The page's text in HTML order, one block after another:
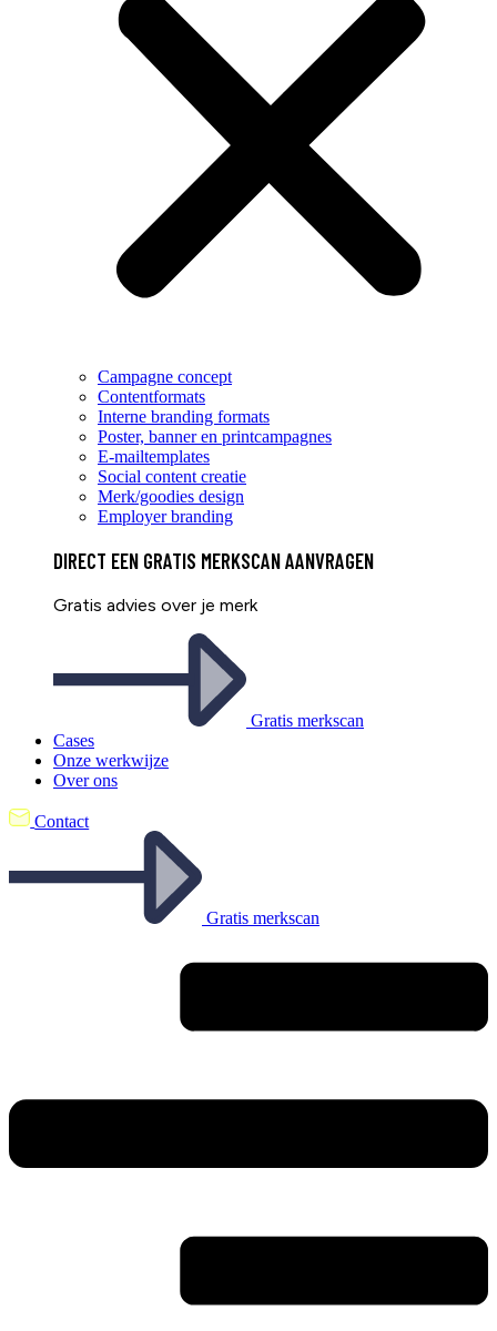
Campagne concept
Contentformats
Interne branding formats
Poster, banner en printcampagnes
E-mailtemplates
Social content creatie
Merk/goodies design
Employer branding
DIRECT EEN GRATIS MERKSCAN AANVRAGEN
Gratis advies over je merk
Gratis merkscan
Cases
Onze werkwijze
Over ons
Contact
Gratis merkscan